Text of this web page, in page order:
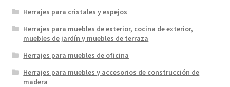
Herrajes para cristales y espejos
Herrajes para muebles de exterior, cocina de exterior,
muebles de jardín y muebles de terraza
Herrajes para muebles de oficina
Herrajes para muebles y accesorios de construcción de
madera